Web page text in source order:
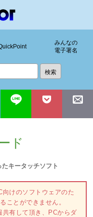
みんなの
電子署名
ド
キータッチソフト
けのソフトウェアのた
ことができません。
有して頂き、PCからダ